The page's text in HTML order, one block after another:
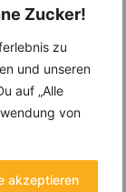
Zucker!
zu
und unseren
auf „Alle
von
akzeptieren